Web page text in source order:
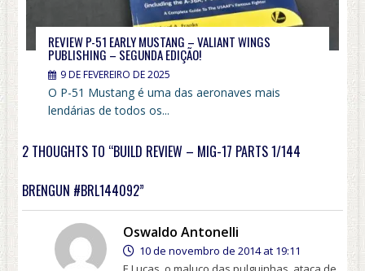
REVIEW P-51 EARLY MUSTANG – VALIANT WINGS
PUBLISHING – SEGUNDA EDIÇÃO!
9 DE FEVEREIRO DE 2025
O P-51 Mustang é uma das aeronaves mais
lendárias de todos os...
2 THOUGHTS TO “BUILD REVIEW – MIG-17 PARTS 1/144
BRENGUN #BRL144092”
Oswaldo Antonelli
10 de novembro de 2014 at 19:11